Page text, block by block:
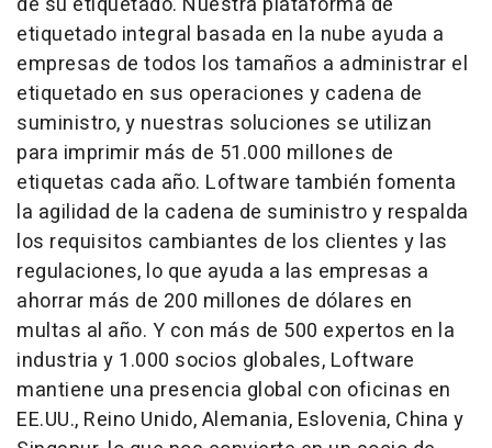
etiquetado integral basada en la nube ayuda a
empresas de todos los tamaños a administrar el
etiquetado en sus operaciones y cadena de
suministro, y nuestras soluciones se utilizan
para imprimir más de 51.000 millones de
etiquetas cada año. Loftware también fomenta
la agilidad de la cadena de suministro y respalda
los requisitos cambiantes de los clientes y las
regulaciones, lo que ayuda a las empresas a
ahorrar más de 200 millones de dólares en
multas al año. Y con más de 500 expertos en la
industria y 1.000 socios globales, Loftware
mantiene una presencia global con oficinas en
EE.UU., Reino Unido, Alemania, Eslovenia, China y